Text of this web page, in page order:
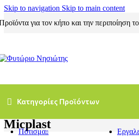
Skip to navigation Skip to main content
για τον κήπο και την περιποίηση
Κατηγορίες Προϊόντων
Πότισμα
Micplast